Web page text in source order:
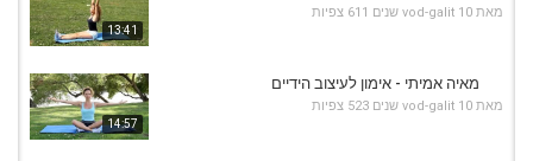
13:41
מאת vod-galit 10 שנים 611 צפיות
14:57
מאיה אמיתי - אימון לעיצוב הידיים
מאת vod-galit 10 שנים 523 צפיות